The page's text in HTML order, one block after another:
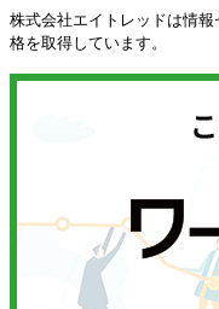
株式会社エイトレッドは情
格を取得しています。